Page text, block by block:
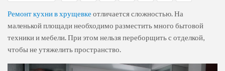
Ремонт кухнив хрущевке отличается сложностью. На
маленькой площади необходимо разместить много бытовой
техники и мебели. При этом нельзя переборщить с отделкой,
чтобы не утяжелить пространство.